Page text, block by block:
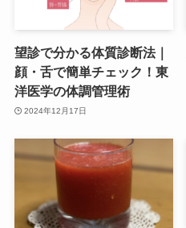
望診で分かる体質診断法｜
顔・舌で簡単チェック！東
洋医学の体調管理術
2024年12月17日